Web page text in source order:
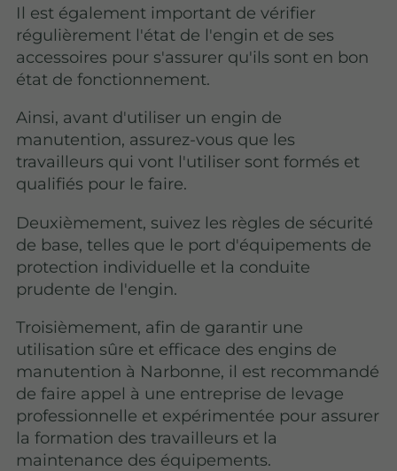
Il est également important de vérifier
régulièrement l'état de l'engin et de ses
accessoires pour s'assurer qu'ils sont en bon
état de fonctionnement.
Ainsi, avant d'utiliser un engin de
manutention, assurez-vous que les
travailleurs qui vont l'utiliser sont formés et
qualifiés pour le faire.
Deuxièmement, suivez les règles de sécurité
de base, telles que le port d'équipements de
protection individuelle et la conduite
prudente de l'engin.
Troisièmement, afin de garantir une
utilisation sûre et efficace des engins de
manutention à Narbonne, il est recommandé
de faire appel à une entreprise de levage
professionnelle et expérimentée pour assurer
la formation des travailleurs et la
maintenance des équipements.